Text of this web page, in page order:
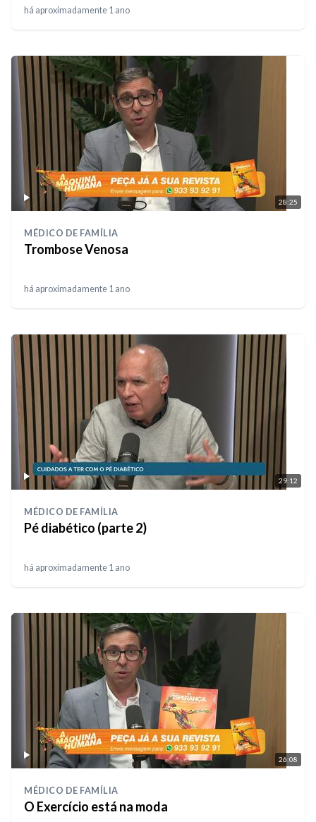
há aproximadamente 1 ano
28:25
MÉDICO DE FAMÍLIA
Trombose Venosa
há aproximadamente 1 ano
29:12
MÉDICO DE FAMÍLIA
Pé diabético (parte 2)
há aproximadamente 1 ano
26:08
MÉDICO DE FAMÍLIA
O Exercício está na moda